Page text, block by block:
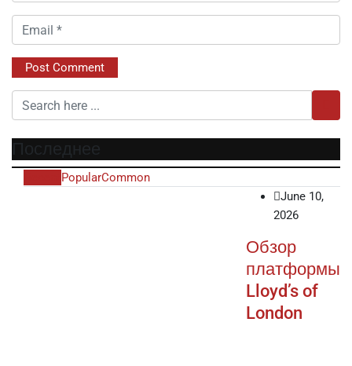
Последнее
PopularCommon
June 10,
2026
Обзор
платформы
Lloyd’s of
London